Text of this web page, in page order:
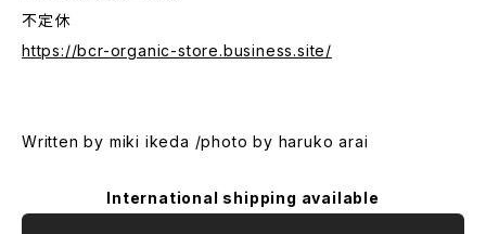
不定休
https://bcr-organic-store.business.site/
Written by miki ikeda /photo by haruko arai
International shipping available